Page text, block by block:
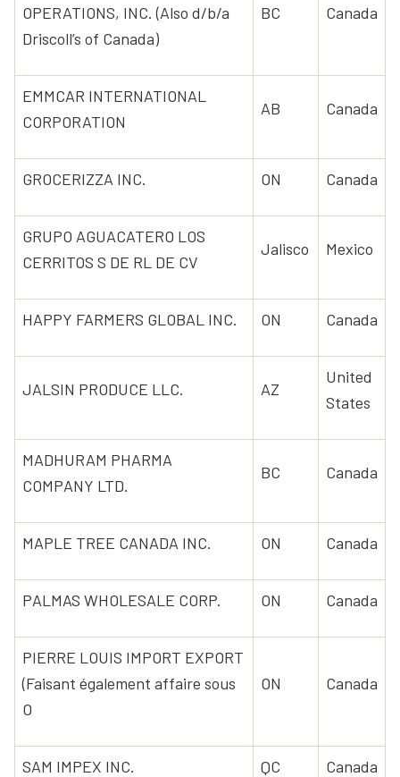
OPERATIONS, INC. (Also d/b/a
Driscoll’s of Canada)
BC Canada
EMMCAR INTERNATIONAL
CORPORATION
AB Canada
GROCERIZZA INC. ON Canada
GRUPO AGUACATERO LOS
CERRITOS S DE RL DE CV
Jalisco Mexico
HAPPY FARMERS GLOBAL INC. ON Canada
JALSIN PRODUCE LLC. AZ
United
States
MADHURAM PHARMA
COMPANY LTD.
BC Canada
MAPLE TREE CANADA INC. ON Canada
PALMAS WHOLESALE CORP. ON Canada
PIERRE LOUIS IMPORT EXPORT
(Faisant également affaire sous
O
ON Canada
SAM IMPEX INC. QC Canada